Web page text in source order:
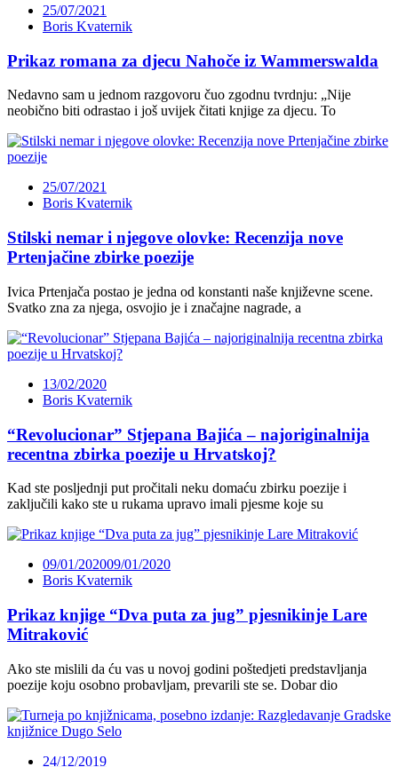
25/07/2021
Boris Kvaternik
Prikaz romana za djecu Nahoče iz Wammerswalda
Nedavno sam u jednom razgovoru čuo zgodnu tvrdnju: „Nije
neobično biti odrastao i još uvijek čitati knjige za djecu. To
25/07/2021
Boris Kvaternik
Stilski nemar i njegove olovke: Recenzija nove
Prtenjačine zbirke poezije
Ivica Prtenjača postao je jedna od konstanti naše književne scene.
Svatko zna za njega, osvojio je i značajne nagrade, a
13/02/2020
Boris Kvaternik
“Revolucionar” Stjepana Bajića – najoriginalnija
recentna zbirka poezije u Hrvatskoj?
Kad ste posljednji put pročitali neku domaću zbirku poezije i
zaključili kako ste u rukama upravo imali pjesme koje su
09/01/202009/01/2020
Boris Kvaternik
Prikaz knjige “Dva puta za jug” pjesnikinje Lare
Mitraković
Ako ste mislili da ću vas u novoj godini poštedjeti predstavljanja
poezije koju osobno probavljam, prevarili ste se. Dobar dio
24/12/2019